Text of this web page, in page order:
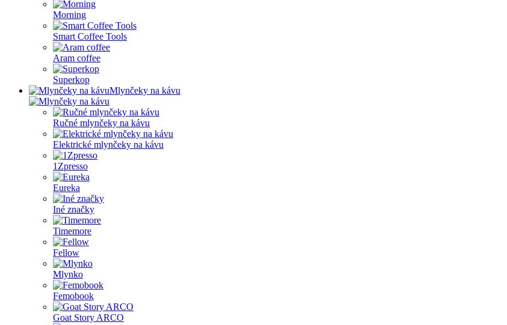
Morning
Smart Coffee Tools
Aram coffee
Superkop
Mlynčeky na kávu
Ručné mlynčeky na kávu
Elektrické mlynčeky na kávu
1Zpresso
Eureka
Iné značky
Timemore
Fellow
Mlynko
Femobook
Goat Story ARCO